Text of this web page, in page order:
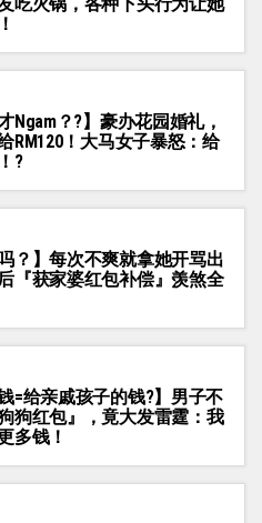
Ngam？?】豪办花园婚礼，
RM120！大马女子暴怒：给
?
？】每次不爽就拿她开骂出
『获家婆红包补偿』羡煞全
=给亲戚孩子的钱?】男子不
狗红包』，竟大发雷霆：我
多钱！